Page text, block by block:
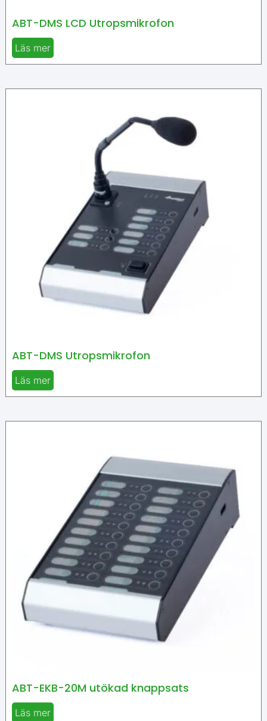
ABT-DMS LCD Utropsmikrofon
Läs mer
ABT-DMS Utropsmikrofon
Läs mer
ABT-EKB-20M utökad knappsats
Läs mer